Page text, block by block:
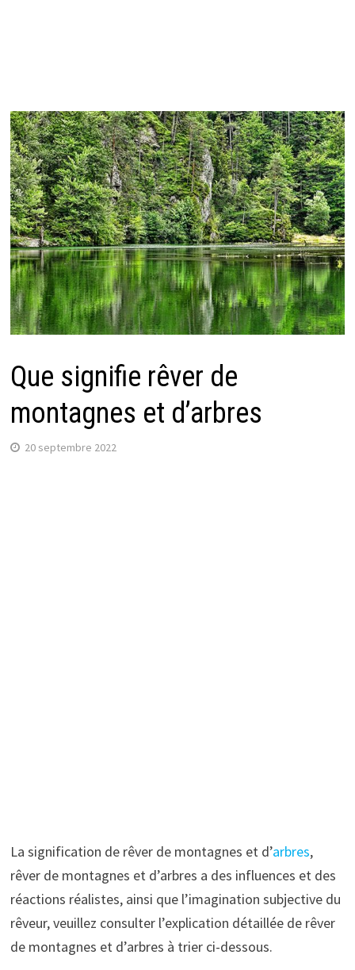
Que signifie rêver de
montagnes et d’arbres
20 septembre 2022
La signification de rêver de montagnes et d’arbres,
rêver de montagnes et d’arbres a des influences et des
réactions réalistes, ainsi que l’imagination subjective du
rêveur, veuillez consulter l’explication détaillée de rêver
de montagnes et d’arbres à trier ci-dessous.